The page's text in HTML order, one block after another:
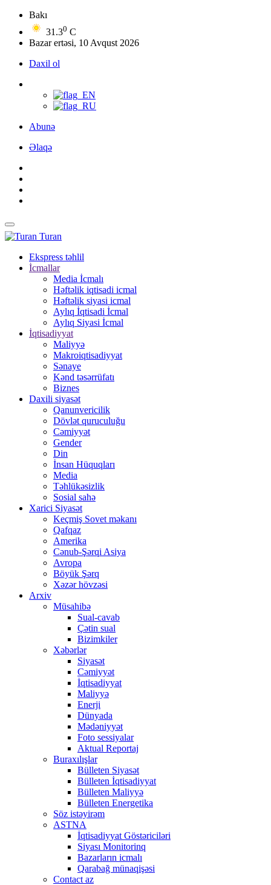
Bakı
31.30 C
Bazar ertəsi, 10 Avqust 2026
Daxil ol
Abunə
Əlaqə
Turan
Ekspress təhlil
İcmallar
Media İcmalı
Həftəlik iqtisadi icmal
Həftəlik siyasi icmal
Aylıq İqtisadi İcmal
Aylıq Siyasi İcmal
İqtisadiyyat
Maliyyə
Makroiqtisadiyyat
Sənaye
Kənd təsərrüfatı
Biznes
Daxili siyasət
Qanunvericilik
Dövlət quruculuğu
Cəmiyyət
Gender
Din
İnsan Hüquqları
Media
Təhlükəsizlik
Sosial sahə
Xarici Siyasət
Keçmiş Sovet məkanı
Qafqaz
Amerika
Cənub-Şərqi Asiya
Avropa
Böyük Şərq
Xəzər hövzəsi
Arxiv
Müsahibə
Sual-cavab
Çətin sual
Bizimkiler
Xəbərlər
Siyasət
Cəmiyyət
İqtisadiyyat
Maliyyə
Enerji
Dünyada
Mədəniyyət
Foto sessiyalar
Aktual Reportaj
Buraxılışlar
Bülleten Siyasət
Bülleten İqtisadiyyat
Bülleten Maliyyə
Bülleten Energetika
Söz istəyirəm
ASTNA
İqtisadiyyat Göstəriciləri
Siyası Monitorinq
Bazarların icmalı
Qarabağ münaqişəsi
Contact az